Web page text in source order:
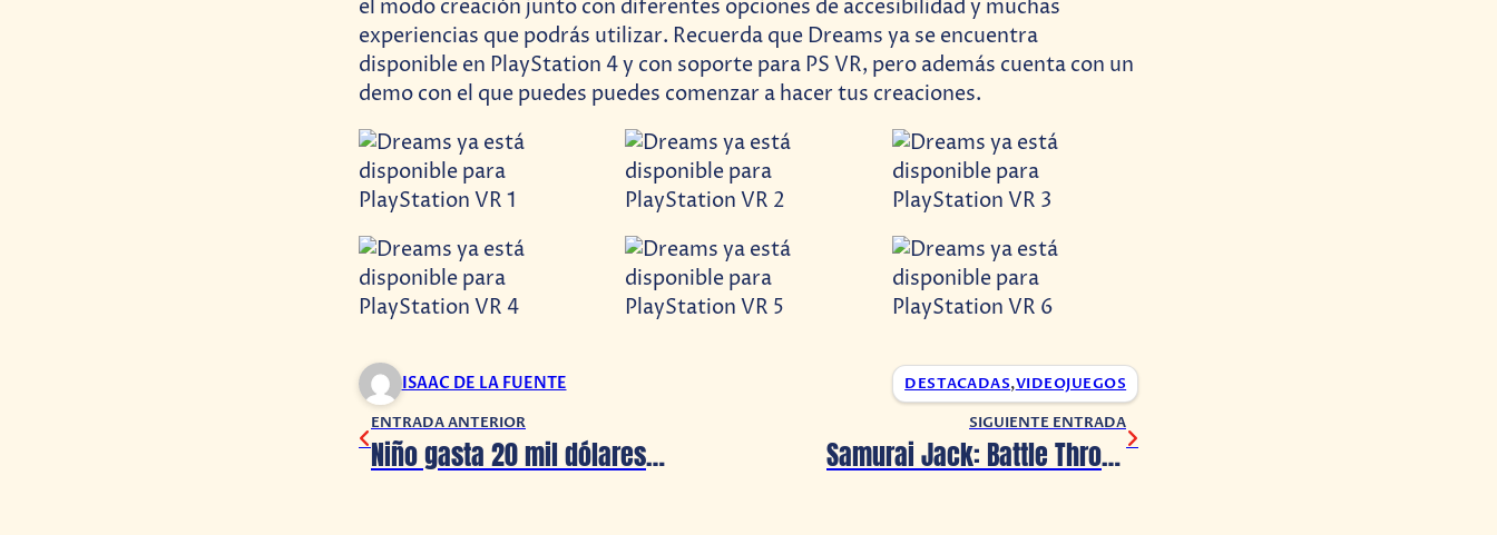
el modo creación junto con diferentes opciones de accesibilidad y muchas
experiencias que podrás utilizar. Recuerda que Dreams ya se encuentra
disponible en PlayStation 4 y con soporte para PS VR, pero además cuenta con un
demo con el que puedes puedes comenzar a hacer tus creaciones.
ISAAC DE LA FUENTE DESTACADAS,VIDEOJUEGOS
ENTRADA ANTERIOR
Niño gasta 20 mil dólares en Twitch y deja sin ahorros a su familia
SIGUIENTE ENTRADA
Samurai Jack: Battle Through Time estrenará el 21 de agosto